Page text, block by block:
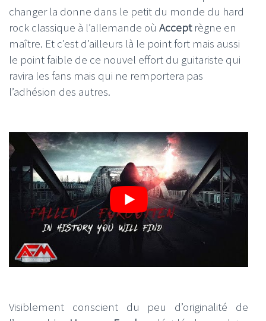
changer la donne dans le petit du monde du hard
rock classique à l’allemande où Accept règne en
maître. Et c’est d’ailleurs là le point fort mais aussi
le point faible de ce nouvel effort du guitariste qui
ravira les fans mais qui ne remportera pas
l’adhésion des autres.
Visiblement conscient du peu d’originalité de